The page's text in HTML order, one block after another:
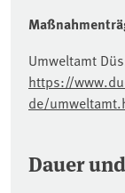
Umweltamt
https://
de/
Dauer